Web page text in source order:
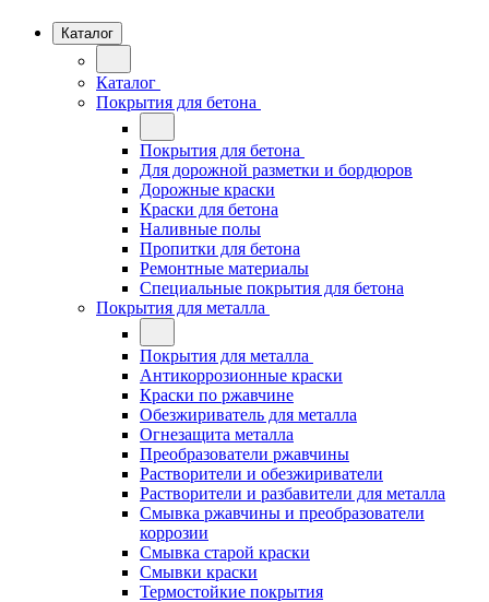
Каталог
Каталог
Покрытия для бетона
Покрытия для бетона
Для дорожной разметки и бордюров
Дорожные краски
Краски для бетона
Наливные полы
Пропитки для бетона
Ремонтные материалы
Специальные покрытия для бетона
Покрытия для металла
Покрытия для металла
Антикоррозионные краски
Краски по ржавчине
Обезжириватель для металла
Огнезащита металла
Преобразователи ржавчины
Растворители и обезжириватели
Растворители и разбавители для металла
Смывка ржавчины и преобразователи
коррозии
Смывка старой краски
Смывки краски
Термостойкие покрытия